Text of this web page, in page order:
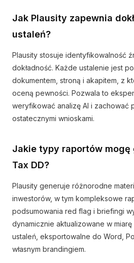
Jak Plausity zapewnia
ustaleń?
Plausity stosuje identyfikowalność
dokładność. Każde ustalenie jest
dokumentem, stroną i akapitem, z
oceną pewności. Pozwala to
weryfikować analizę AI i zachować
ostatecznymi wnioskami.
Jakie typy raportów mogę
Tax DD?
Plausity generuje różnorodne
inwestorów, w tym kompleksowe
podsumowania red flag i briefingi
dynamicznie aktualizowane w
ustaleń, eksportowalne do Word,
własnym brandingiem.